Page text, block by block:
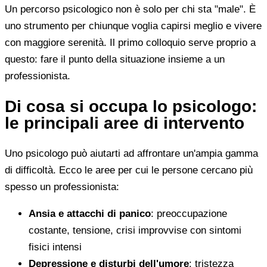
Un percorso psicologico non è solo per chi sta "male". È
uno strumento per chiunque voglia capirsi meglio e vivere
con maggiore serenità. Il primo colloquio serve proprio a
questo: fare il punto della situazione insieme a un
professionista.
Di cosa si occupa lo psicologo:
le principali aree di intervento
Uno psicologo può aiutarti ad affrontare un'ampia gamma
di difficoltà. Ecco le aree per cui le persone cercano più
spesso un professionista:
Ansia e attacchi di panico: preoccupazione
costante, tensione, crisi improvvise con sintomi
fisici intensi
Depressione e disturbi dell'umore: tristezza